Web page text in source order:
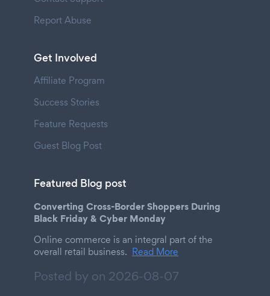
Report Abuse
Get Involved
Affiliate Program
Success Stories
Feature Requests
Guest Blog Post
Featured Blog post
Converting Cross-Border Shoppers During
Black Friday & Cyber Monday
Online commerce is an integral part of the
overall retail business. Read More
Posted by on 2026-08-07